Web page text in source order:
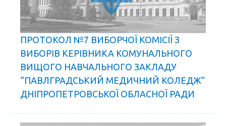
ПРОТОКОЛ №7 ВИБОРЧОЇ КОМІСІЇ З
ВИБОРІВ КЕРІВНИКА КОМУНАЛЬНОГО
ВИЩОГО НАВЧАЛЬНОГО ЗАКЛАДУ
“ПАВЛГРАДСЬКИЙ МЕДИЧНИЙ КОЛЕДЖ”
ДНІПРОПЕТРОВСЬКОЇ ОБЛАСНОЇ РАДИ